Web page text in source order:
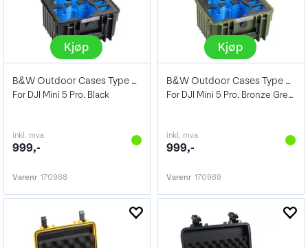
Kjøp
B&W Outdoor Cases Type 2000
For DJI Mini 5 Pro. Black
inkl. mva
999,-
Varenr 170968
Kjøp
B&W Outdoor Cases Type 2000
For DJI Mini 5 Pro. Bronze Green
inkl. mva
999,-
Varenr 170969